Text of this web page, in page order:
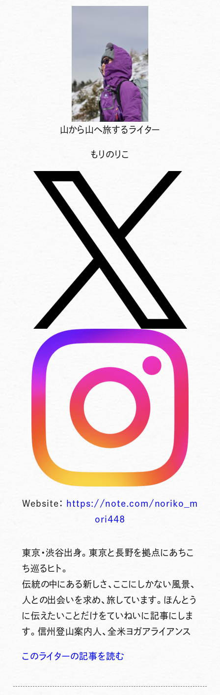
山から山へ旅するライター
もりのりこ
Website：
https://note.com/noriko_m
ori448
東京・渋谷出身。東京と長野を拠点にあちこ
ち巡るヒト。
伝統の中にある新しさ、ここにしかない風景、
人との出会いを求め、旅しています。ほんとう
に伝えたいことだけをていねいに記事にしま
す。信州登山案内人、全米ヨガアライアンス
このライターの記事を読む